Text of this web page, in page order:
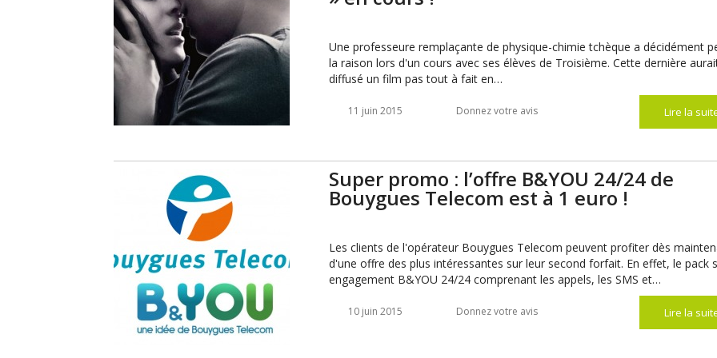
Une professeure remplaçante de physique-chimie tchèque a décidément
la raison lors d'un cours avec ses élèves de Troisième. Cette dernière
diffusé un film pas tout à fait en…
11 juin 2015 Donnez votre avis Lire la
Super promo : l’offre B&YOU 24/24 de
Bouygues Telecom est à 1 euro !
Les clients de l'opérateur Bouygues Telecom peuvent profiter dès
d'une offre des plus intéressantes sur leur second forfait. En effet, le pack
engagement B&YOU 24/24 comprenant les appels, les SMS et…
10 juin 2015 Donnez votre avis Lire la